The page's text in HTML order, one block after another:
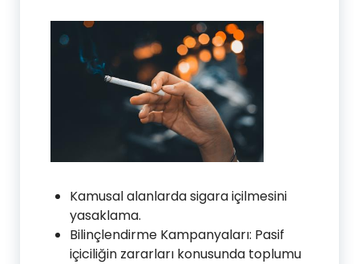
Kamusal alanlarda sigara içilmesini
yasaklama.
Bilinçlendirme Kampanyaları: Pasif
içiciliğin zararları konusunda toplumu